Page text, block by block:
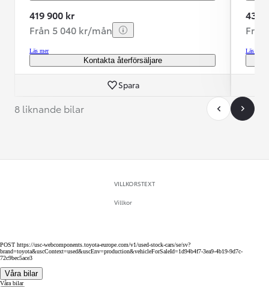
419 900 kr
Från 5 040 kr/mån
Läs mer
Kontakta återförsäljare
Spara
435
Läs mer
8 liknande bilar
VILLKORSTEXT
Villkor
POST https://usc-webcomponents.toyota-europe.com/v1/used-stock-cars/se/sv?
brand=toyota&uscContext=used&uscEnv=production&vehicleForSaleId=1d94b4f7-3ea9-4b19-9d7c-
72c9bec5ace3
Våra bilar
Våra bilar